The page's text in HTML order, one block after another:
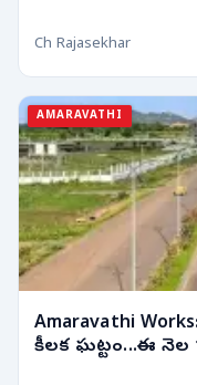
Ch Rajasekhar
AMARAVATHI
Amaravathi
కీలక ఘట్టం...ఈ నెల